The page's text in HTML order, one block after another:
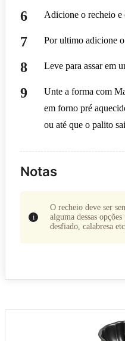
Adicione o recheio e
Por ultimo adicione
Leve para assar em
Unte a forma com
em forno pré
ou até que o palito
Notas
O recheio deve ser
alguma dessas
desfiado, calabresa